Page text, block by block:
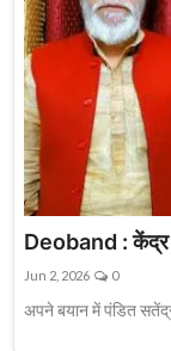
Deoband : केंद्र
Jun 2, 2026 0
अपने बयान में पंडित